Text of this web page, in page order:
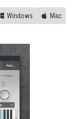
Windows Mac